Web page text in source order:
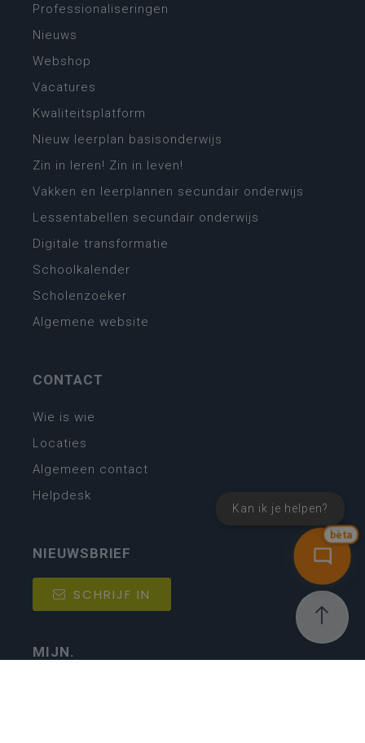
bèta
Kan ik je helpen?
Professionaliseringen
Nieuws
Webshop
Vacatures
Kwaliteitsplatform
Nieuw leerplan basisonderwijs
Zin in leren! Zin in leven!
Vakken en leerplannen secundair onderwijs
Lessentabellen secundair onderwijs
Digitale transformatie
Schoolkalender
Scholenzoeker
Algemene website
CONTACT
Wie is wie
Locaties
Algemeen contact
Helpdesk
NIEUWSBRIEF
SCHRIJF IN
MIJN.